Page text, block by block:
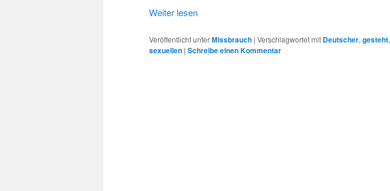
Weiter lesen
Veröffentlicht unterMissbrauch | Verschlagwortet mit Deutscher, gesteht,
sexuellen | Schreibe einen Kommentar